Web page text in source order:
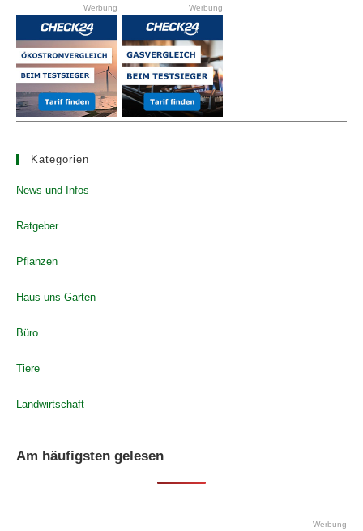
Werbung Werbung
Kategorien
News und Infos
Ratgeber
Pflanzen
Haus uns Garten
Büro
Tiere
Landwirtschaft
Am häufigsten gelesen
Werbung